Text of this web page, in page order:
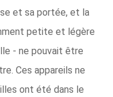
et sa portée, et la
petite et légère
- ne pouvait être
Ces appareils ne
ont été dans le